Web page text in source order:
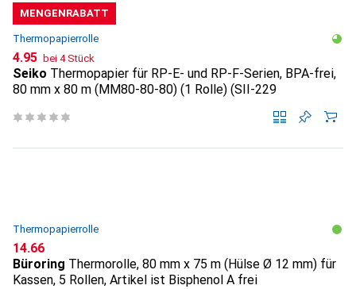
MENGENRABATT
Thermopapierrolle
CHF
4.95 bei 4 Stück
Seiko Thermopapier für RP-E- und RP-F-Serien, BPA-frei,
80 mm x 80 m (MM80-80-80) (1 Rolle) (SII-229
Thermopapierrolle
CHF
14.66
Büroring Thermorolle, 80 mm x 75 m (Hülse Ø 12 mm) für
Kassen, 5 Rollen, Artikel ist Bisphenol A frei